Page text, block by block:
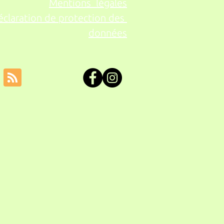
Mentions légales
de protection des
données